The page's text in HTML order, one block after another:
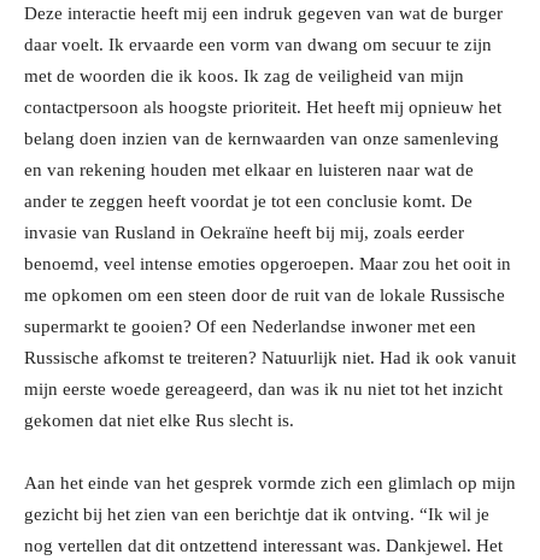
Deze interactie heeft mij een indruk gegeven van wat de burger
daar voelt. Ik ervaarde een vorm van dwang om secuur te zijn
met de woorden die ik koos. Ik zag de veiligheid van mijn
contactpersoon als hoogste prioriteit. Het heeft mij opnieuw het
belang doen inzien van de kernwaarden van onze samenleving
en van rekening houden met elkaar en luisteren naar wat de
ander te zeggen heeft voordat je tot een conclusie komt. De
invasie van Rusland in Oekraïne heeft bij mij, zoals eerder
benoemd, veel intense emoties opgeroepen. Maar zou het ooit in
me opkomen om een steen door de ruit van de lokale Russische
supermarkt te gooien? Of een Nederlandse inwoner met een
Russische afkomst te treiteren? Natuurlijk niet. Had ik ook vanuit
mijn eerste woede gereageerd, dan was ik nu niet tot het inzicht
gekomen dat niet elke Rus slecht is.
Aan het einde van het gesprek vormde zich een glimlach op mijn
gezicht bij het zien van een berichtje dat ik ontving. “Ik wil je
nog vertellen dat dit ontzettend interessant was. Dankjewel. Het